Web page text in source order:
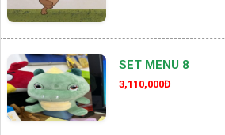
SET MENU 8
3,110,000Đ